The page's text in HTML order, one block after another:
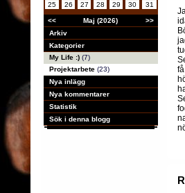
25
26 27 28 29 30 31
<< Maj (2026)
>>
Arkiv
Kategorier
My Life :) (7)
Projektarbete (23)
Nya inlägg
Nya kommentarer
Statistik
Sök i denna blogg